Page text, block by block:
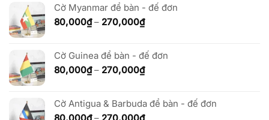
80,000₫
đến
270,000₫
Cờ Myanmar để bàn - đế đơn
80,000₫ – 270,000₫Khoảng
80,000₫
đến
270,000₫
Cờ Guinea để bàn - đế đơn
80,000₫ – 270,000₫Khoảng
80,000₫
đến
Cờ Antigua & Barbuda để bàn - đế đơn
Khoảng